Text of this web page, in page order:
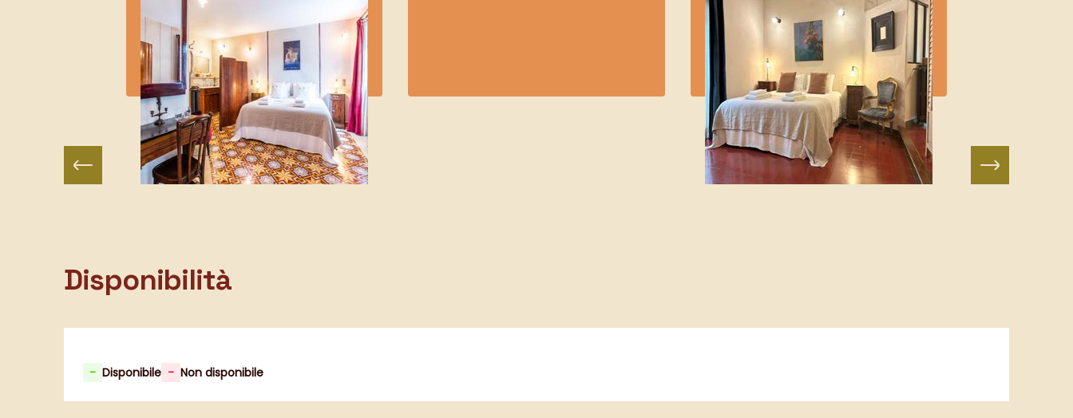
Disponibilità
- Disponibile - Non disponibile